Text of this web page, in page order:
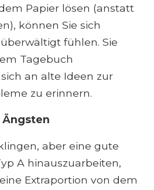
Papier lösen (anstatt
können Sie sich
fühlen. Sie
Tagebuch
an alte Ideen zur
zu erinnern.
Ängsten
aber eine gute
A hinauszuarbeiten,
Extraportion von dem